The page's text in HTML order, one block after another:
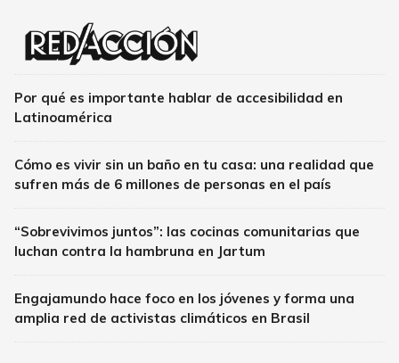
Por qué es importante hablar de accesibilidad en
Latinoamérica
Cómo es vivir sin un baño en tu casa: una realidad que
sufren más de 6 millones de personas en el país
“Sobrevivimos juntos”: las cocinas comunitarias que
luchan contra la hambruna en Jartum
Engajamundo hace foco en los jóvenes y forma una
amplia red de activistas climáticos en Brasil